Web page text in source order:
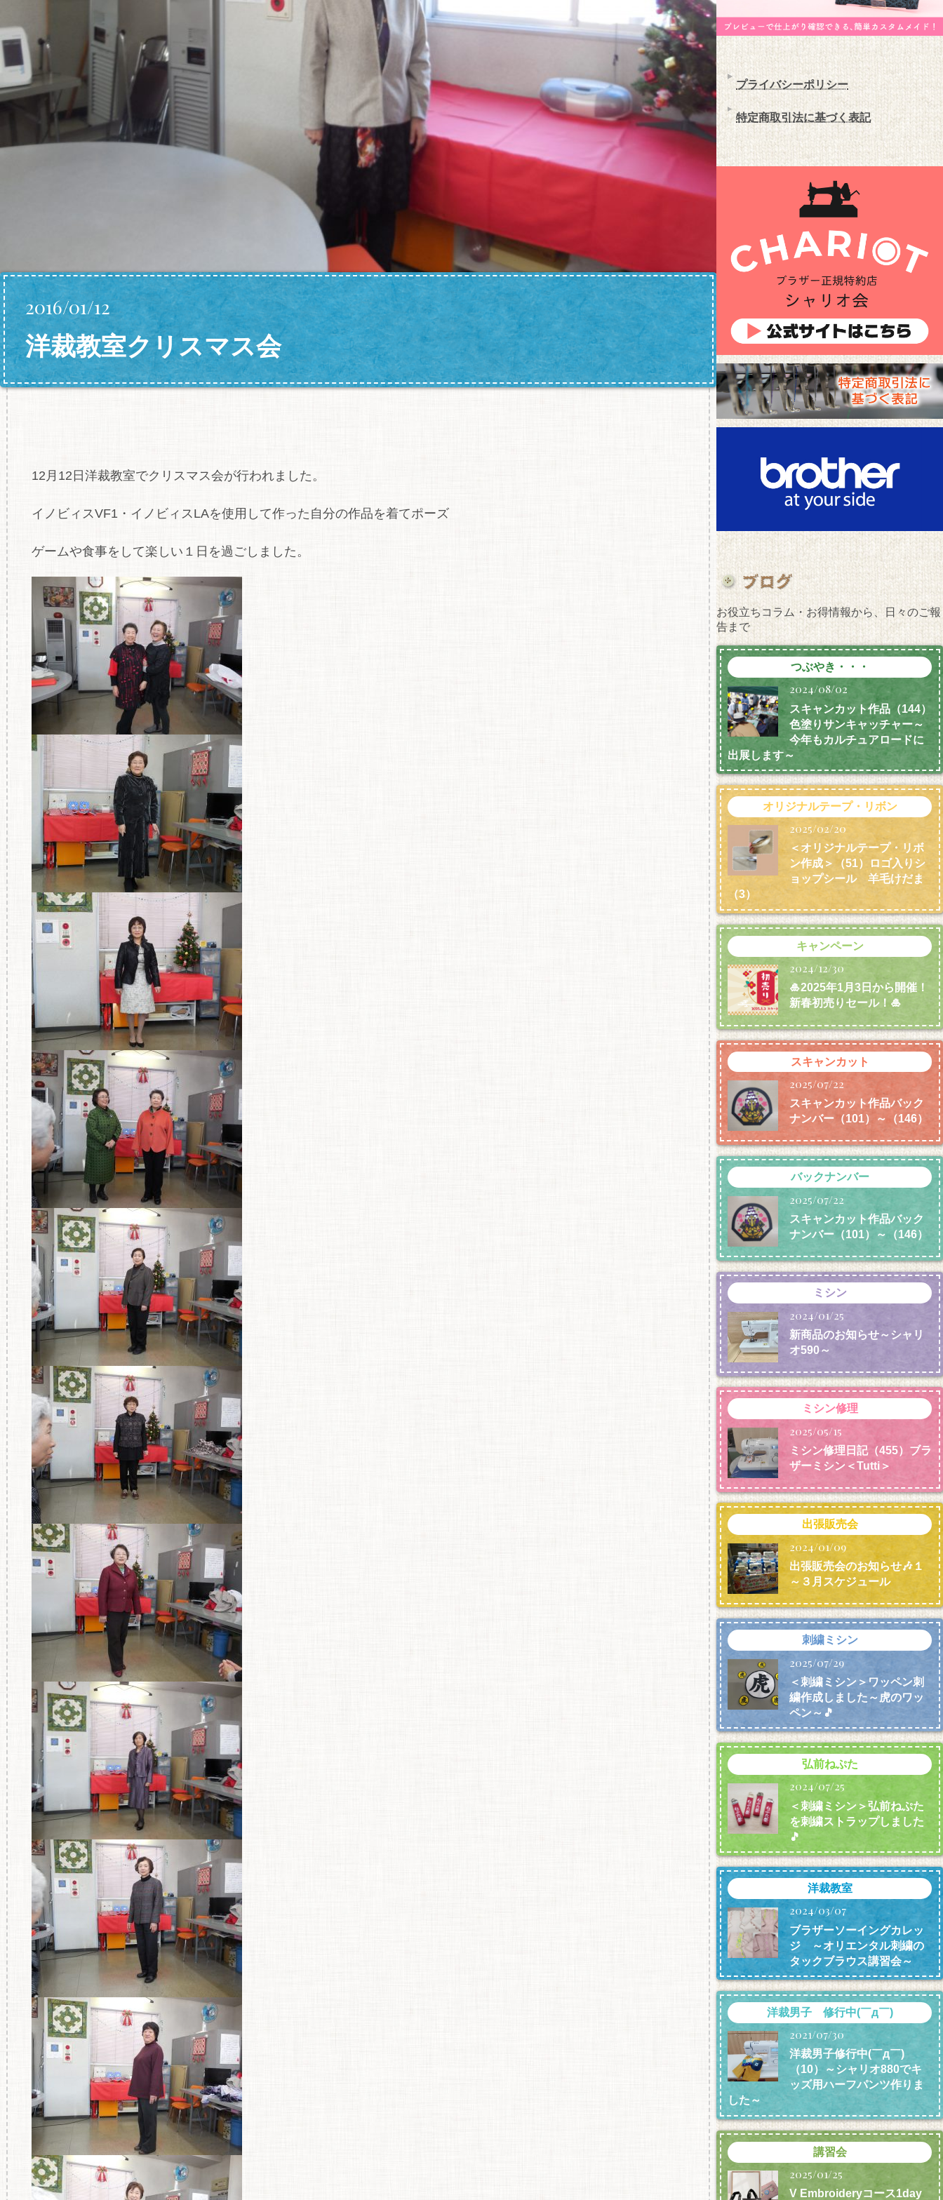
2016/01/12
洋裁教室クリスマス会
12月12日洋裁教室でクリスマス会が行われました。
イノビィスVF1・イノビィスLAを使用して作った自分の作品を着てポーズ
ゲームや食事をして楽しい１日を過ごしました。
プライバシーポリシー
特定商取引法に基づく表記
お役立ちコラム・お得情報から、日々のご報
告まで
つぶやき・・・
2024/08/02
スキャンカット作品（144）
色塗りサンキャッチャー～
今年もカルチュアロードに
出展します～
オリジナルテープ・リボン
2025/02/20
＜オリジナルテープ・リボ
ン作成＞（51）ロゴ入りシ
ョップシール 羊毛けだま
（3）
キャンペーン
2024/12/30
🎍2025年1月3日から開催！
新春初売りセール！🎍
スキャンカット
2025/07/22
スキャンカット作品バック
ナンバー（101）～（146）
バックナンバー
2025/07/22
スキャンカット作品バック
ナンバー（101）～（146）
ミシン
2024/01/25
新商品のお知らせ～シャリ
オ590～
ミシン修理
2025/05/15
ミシン修理日記（455）ブラ
ザーミシン＜Tutti＞
出張販売会
2024/01/09
出張販売会のお知らせ🎶１
～３月スケジュール
刺繍ミシン
2025/07/29
＜刺繍ミシン＞ワッペン刺
繍作成しました～虎のワッ
ペン～🎵
弘前ねぷた
2024/07/25
＜刺繍ミシン＞弘前ねぷた
を刺繍ストラップしました
🎵
洋裁教室
2024/03/07
ブラザーソーイングカレッ
ジ ～オリエンタル刺繍の
タックブラウス講習会～
洋裁男子 修行中(￣д￣)
2021/07/30
洋裁男子修行中(￣д￣)
（10）～シャリオ880でキ
ッズ用ハーフパンツ作りま
した～
講習会
2025/01/25
V Embroideryコース1day